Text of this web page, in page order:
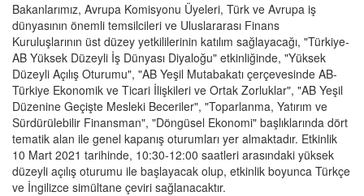
Bakanlarımız, Avrupa Komisyonu Üyeleri, Türk ve Avrupa iş
dünyasının önemli temsilcileri ve Uluslararası Finans
Kuruluşlarının üst düzey yetkililerinin katılım sağlayacağı, "Türkiye-
AB Yüksek Düzeyli İş Dünyası Diyaloğu" etkinliğinde, "Yüksek
Düzeyli Açılış Oturumu", "AB Yeşil Mutabakatı çerçevesinde AB-
Türkiye Ekonomik ve Ticari İlişkileri ve Ortak Zorluklar", "AB Yeşil
Düzenine Geçişte Mesleki Beceriler", "Toparlanma, Yatırım ve
Sürdürülebilir Finansman", "Döngüsel Ekonomi" başlıklarında dört
tematik alan ile genel kapanış oturumları yer almaktadır. Etkinlik
10 Mart 2021 tarihinde, 10:30-12:00 saatleri arasındaki yüksek
düzeyli açılış oturumu ile başlayacak olup, etkinlik boyunca Türkçe
ve İngilizce simültane çeviri sağlanacaktır.